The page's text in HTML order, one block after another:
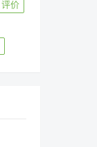
评价